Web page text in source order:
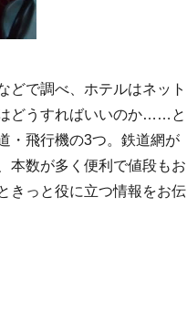
どで調べ、ホテルはネット
どうすればいいのか……と
・飛行機の3つ。鉄道網が
本数が多く便利で値段もお
きっと役に立つ情報をお伝